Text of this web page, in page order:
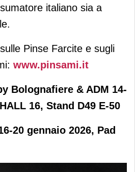
italiano sia a
Pinse Farcite e sugli
www.pinsami.it
Bolognafiere & ADM 14-
16, Stand D49 E-50
20 gennaio 2026, Pad